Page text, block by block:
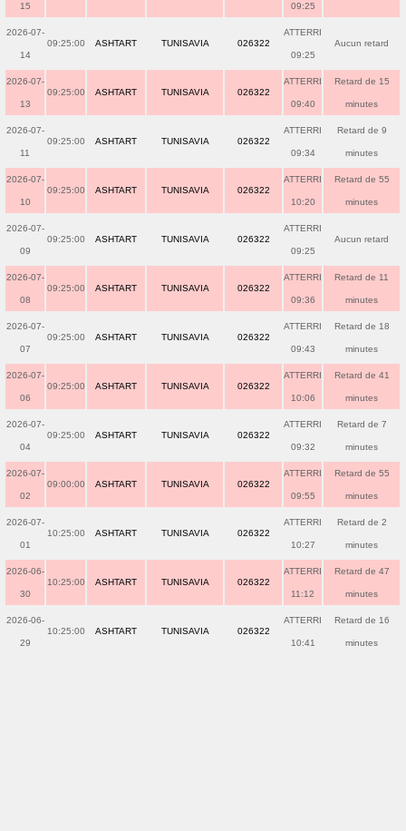
15 09:25
2026-07-
14
09:25:00 ASHTART TUNISAVIA 026322
ATTERRI
09:25
Aucun retard
2026-07-
13
09:25:00 ASHTART TUNISAVIA 026322
ATTERRI
09:40
Retard de 15
minutes
2026-07-
11
09:25:00 ASHTART TUNISAVIA 026322
ATTERRI
09:34
Retard de 9
minutes
2026-07-
10
09:25:00 ASHTART TUNISAVIA 026322
ATTERRI
10:20
Retard de 55
minutes
2026-07-
09
09:25:00 ASHTART TUNISAVIA 026322
ATTERRI
09:25
Aucun retard
2026-07-
08
09:25:00 ASHTART TUNISAVIA 026322
ATTERRI
09:36
Retard de 11
minutes
2026-07-
07
09:25:00 ASHTART TUNISAVIA 026322
ATTERRI
09:43
Retard de 18
minutes
2026-07-
06
09:25:00 ASHTART TUNISAVIA 026322
ATTERRI
10:06
Retard de 41
minutes
2026-07-
04
09:25:00 ASHTART TUNISAVIA 026322
ATTERRI
09:32
Retard de 7
minutes
2026-07-
02
09:00:00 ASHTART TUNISAVIA 026322
ATTERRI
09:55
Retard de 55
minutes
2026-07-
01
10:25:00 ASHTART TUNISAVIA 026322
ATTERRI
10:27
Retard de 2
minutes
2026-06-
30
10:25:00 ASHTART TUNISAVIA 026322
ATTERRI
11:12
Retard de 47
minutes
2026-06-
29
10:25:00 ASHTART TUNISAVIA 026322
ATTERRI
10:41
Retard de 16
minutes